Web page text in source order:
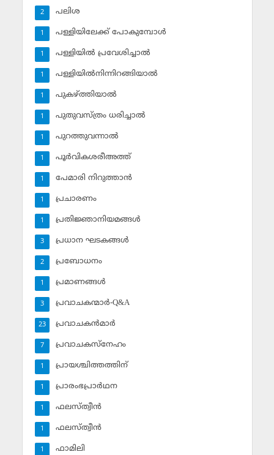
പലിശ
2
പള്ളിയിലേക്ക് പോകുമ്പോള്‍
1
പള്ളിയില്‍ പ്രവേശിച്ചാല്‍
1
പള്ളിയില്‍നിന്നിറങ്ങിയാല്‍
1
പുകഴ്ത്തിയാല്‍
1
പുതുവസ്ത്രം ധരിച്ചാല്‍
1
പുറത്തുവന്നാല്‍
1
പൂര്‍വികശരീഅത്ത്
1
പേമാരി നിറുത്താന്‍
1
പ്രചാരണം
1
പ്രതിജ്ഞാനിയമങ്ങള്‍
1
പ്രധാന ഘടകങ്ങള്‍
3
പ്രബോധനം
2
പ്രമാണങ്ങള്‍
1
പ്രവാചകന്മാര്‍-Q&A
3
പ്രവാചകന്‍മാര്‍
23
പ്രവാചകസ്‌നേഹം
7
പ്രായശ്ചിത്തത്തിന്
1
പ്രാരംഭപ്രാര്‍ഥന
1
ഫലസ്ത്വീൻ
1
ഫലസ്ത്വീൻ
1
ഫാമിലി
1